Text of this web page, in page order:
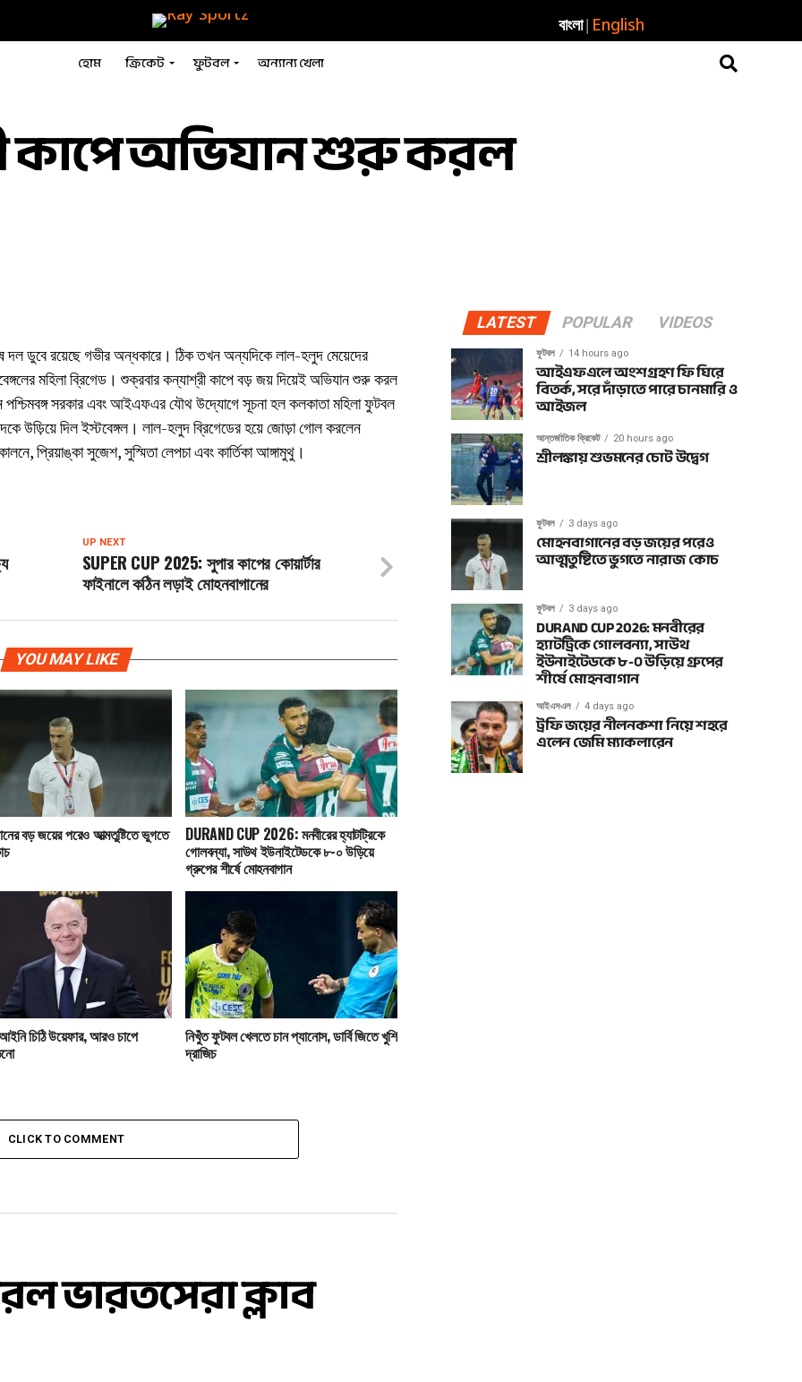
বাংলা| English
হোম ক্রিকেট ফুটবল অন্যান্য খেলা
কাপে অভিযান শুরু করল
ডুবে রয়েছে গভীর অন্ধকারে। ঠিক তখন অন্যদিকে লাল-হলুদ মেয়েদের
মহিলা ব্রিগেড। শুক্রবার কন্যাশ্রী কাপে বড় জয় দিয়েই অভিযান শুরু করল
পশ্চিমবঙ্গ সরকার এবং আইএফএর যৌথ উদ্যোগে সূচনা হল কলকাতা মহিলা ফুটবল
উড়িয়ে দিল ইস্টবেঙ্গল। লাল-হলুদ ব্রিগেডের হয়ে জোড়া গোল করলেন
প্রিয়াঙ্কা সুজেশ, সুস্মিতা লেপচা এবং কার্তিকা আঙ্গামুথু।
UP NEXT
SUPER CUP 2025: সুপার কাপের কোয়ার্টার
ফাইনালে কঠিন লড়াই মোহনবাগানের
YOU MAY LIKE
বড় জয়ের পরেও আত্মতুষ্টিতে ভুগতে DURAND CUP 2026: মনবীরের হ্যাটট্রিকে
গোলবন্যা, সাউথ ইউনাইটেডকে ৮-০ উড়িয়ে
গ্রুপের শীর্ষে মোহনবাগান
চিঠি উয়েফার, আরও চাপে নিখুঁত ফুটবল খেলতে চান প্যানোস, ডার্বি জিতে খুশি
দ্রাজিচ
CLICK TO COMMENT
ভারতসেরা ক্লাব
LATEST POPULAR VIDEOS
ফুটবল 14 hours ago
আইএফএলে অংশগ্রহণ ফি ঘিরে
বিতর্ক, সরে দাঁড়াতে পারে চানমারি ও
আইজল
আন্তর্জাতিক ক্রিকেট 20 hours ago
শ্রীলঙ্কায় শুভমনের চোট উদ্বেগ
ফুটবল 3 days ago
মোহনবাগানের বড় জয়ের পরেও
আত্মতুষ্টিতে ভুগতে নারাজ কোচ
ফুটবল 3 days ago
DURAND CUP 2026: মনবীরের
হ্যাটট্রিকে গোলবন্যা, সাউথ
ইউনাইটেডকে ৮-০ উড়িয়ে গ্রুপের
শীর্ষে মোহনবাগান
আইএসএল 4 days ago
ট্রফি জয়ের নীলনকশা নিয়ে শহরে
এলেন জেমি ম্যাকলারেন